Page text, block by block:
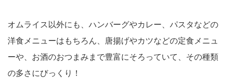
オムライス以外にも、ハンバーグやカレー、パスタなどの
洋食メニューはもちろん、唐揚げやカツなどの定食メニュ
ーや、お酒のおつまみまで豊富にそろっていて、その種類
の多さにびっくり！